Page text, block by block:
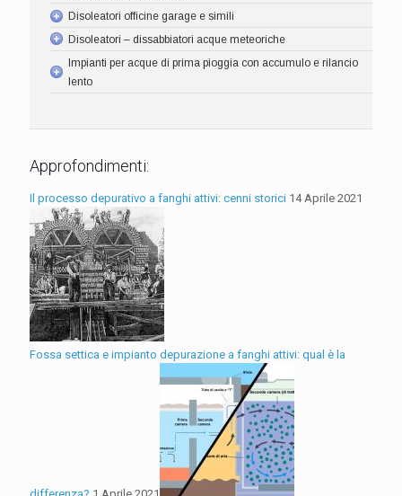
Disoleatori officine garage e simili
Disoleatori – dissabbiatori acque meteoriche
Impianti per acque di prima pioggia con accumulo e rilancio
lento
Approfondimenti:
Il processo depurativo a fanghi attivi: cenni storici 14 Aprile 2021
Fossa settica e impianto depurazione a fanghi attivi: qual è la